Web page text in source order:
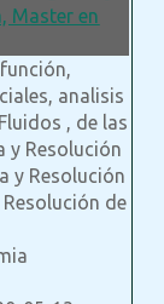
Master en
analisis
, de las
y Resolución
y Resolución
de